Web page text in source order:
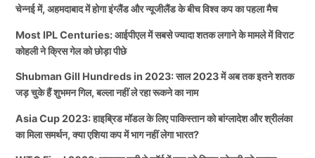
चेन्नई में, अहमदाबाद में होगा इंग्लैंड और न्यूजीलैंड के बीच विश्व कप का पहला मैच
Most IPL Centuries: आईपीएल में सबसे ज्यादा शतक लगाने के मामले में विराट
कोहली ने क्रिस गेल को छोड़ा पीछे
Shubman Gill Hundreds in 2023: साल 2023 में अब तक इतने शतक
जड़ चुके हैं शुभमन गिल, बल्ला नहीं ले रहा रूकने का नाम
Asia Cup 2023: हाइब्रिड मॉडल के लिए पाकिस्तान को बांग्लादेश और श्रीलंका
का मिला समर्थन, क्या एशिया कप में भाग नहीं लेगा भारत?